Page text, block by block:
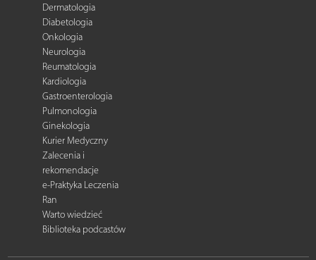
Dermatologia
Diabetologia
Onkologia
Neurologia
Reumatologia
Kardiologia
Gastroenterologia
Pulmonologia
Ginekologia
Kurier Medyczny
Zalecenia i
rekomendacje
e-Praktyka Leczenia
Ran
Warto wiedzieć
Biblioteka podcastów